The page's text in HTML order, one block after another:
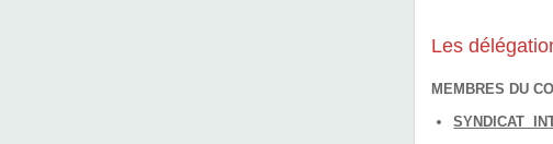
Les
MEMBRES DU
SYNDICAT